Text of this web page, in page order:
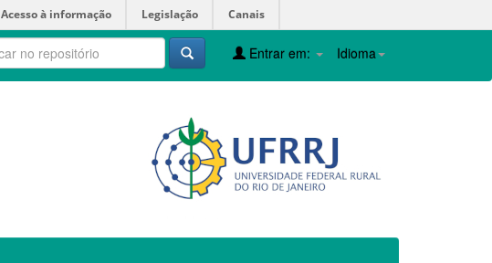
Acesso à informação Legislação Canais
Idioma
Entrar em: